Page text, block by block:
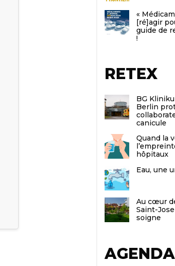
«
[ré]agir
guide de
!
RETEX
BG
Berlin
canicule
Quand la
hôpitaux
Eau, une
Au cœur
Saint-
soigne
AGENDA